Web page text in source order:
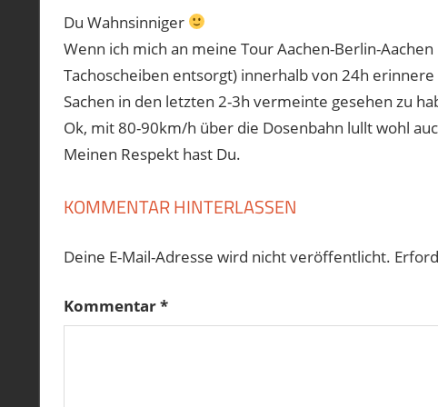
LONDON
LUTON
LUXEMBOURG
MOTORRADREISE
ZOLL
Du Wahnsinniger
Wenn ich mich an meine Tour Aachen-Berlin-
Tachoscheiben entsorgt) innerhalb von 24h
Sachen in den letzten 2-3h vermeinte gesehen zu
Ok, mit 80-90km/h über die Dosenbahn lullt wohl
Meinen Respekt hast Du.
KOMMENTAR HINTERLASSEN
Deine E-Mail-Adresse wird nicht veröffentlicht.
Kommentar*